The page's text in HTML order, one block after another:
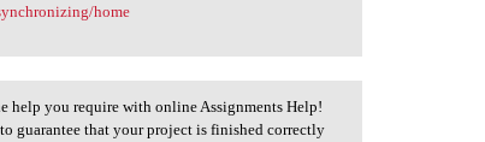
home
help you require with online Assignments Help!
guarantee that your project is finished correctly